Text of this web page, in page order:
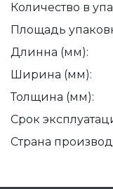
Количество в
Площадь
Длинна (мм):
Ширина (мм):
Толщина (мм):
Срок
Страна